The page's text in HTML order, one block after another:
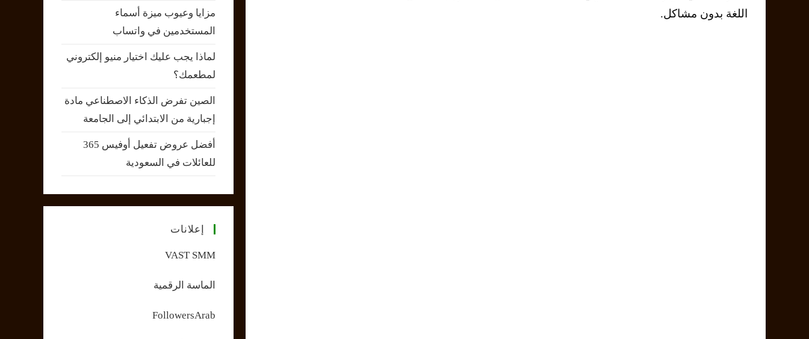
اللغة بدون مشاكل.
مزايا وعيوب ميزة أسماء
المستخدمين في واتساب
لماذا يجب عليك اختيار منيو إلكتروني
لمطعمك؟
الصين تفرض الذكاء الاصطناعي مادة
إجبارية من الابتدائي إلى الجامعة
أفضل عروض تفعيل أوفيس 365
للعائلات في السعودية
إعلانات
VAST SMM
الماسة الرقمية
FollowersArab